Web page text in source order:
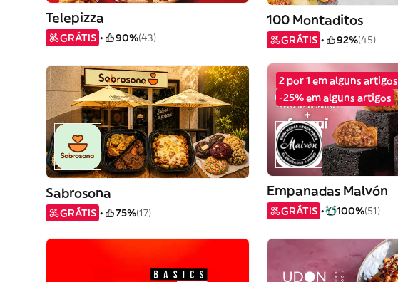
Telepizza
GRÁTIS 90%(43)
100 Montaditos
GRÁTIS 92%(45)
Sabrosona
GRÁTIS 75%(17)
2 por 1 em alguns artigos
-25% em alguns artigos
Empanadas Malvón
GRÁTIS 100%(51)